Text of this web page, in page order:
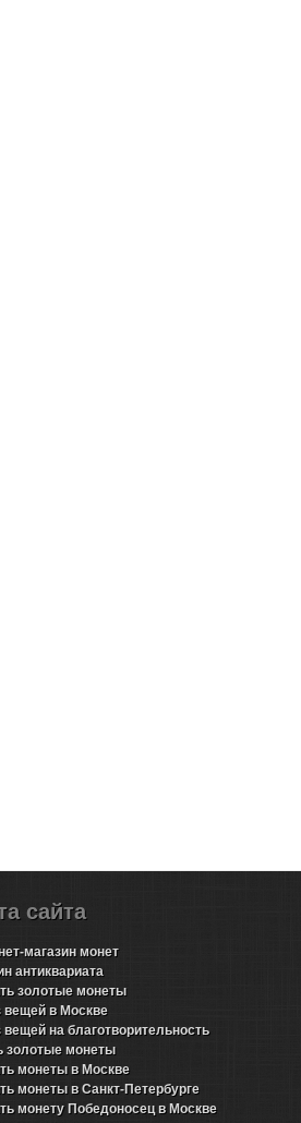
сайта
магазин монет
антиквариата
золотые монеты
вещей в Москве
на благотворительность
золотые монеты
монеты в Москве
монеты в Санкт-Петербурге
монету Победоносец в Москве